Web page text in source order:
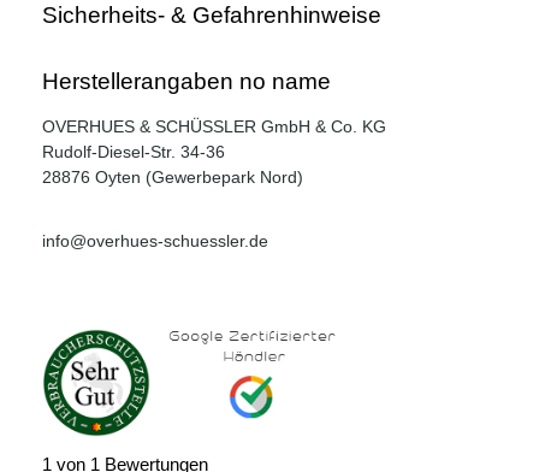
Sicherheits- & Gefahrenhinweise
Herstellerangaben no name
OVERHUES & SCHÜSSLER GmbH & Co. KG
Rudolf-Diesel-Str. 34-36
28876 Oyten (Gewerbepark Nord)
info@overhues-schuessler.de
1 von 1 Bewertungen